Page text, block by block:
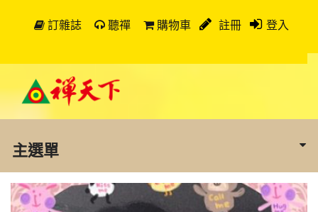
訂雜誌 聽禪 購物車 註冊 登入
主選單